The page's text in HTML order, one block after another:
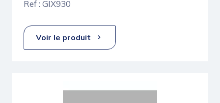
Ref : GIX930
Voir le produit